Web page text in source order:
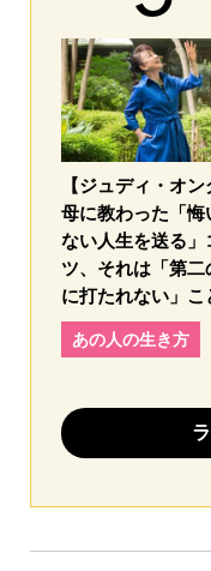
【ジュディ・オン
母に教わった「悔
ない人生を送る」
ツ、それは「第二
に打たれない」こ
あの人の生き方